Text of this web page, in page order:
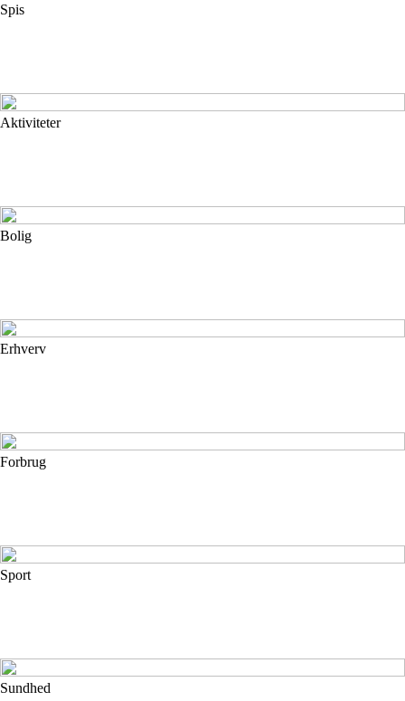
Spis
Aktiviteter
Bolig
Erhverv
Forbrug
Sport
Sundhed